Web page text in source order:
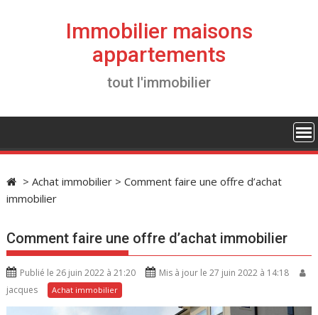
Immobilier maisons
appartements
tout l'immobilier
>Achat immobilier >Comment faire une offre d’achat
immobilier
Comment faire une offre d’achat immobilier
Publié le 26 juin 2022 à 21:20
Mis à jour le 27 juin 2022 à 14:18
jacques
Achat immobilier